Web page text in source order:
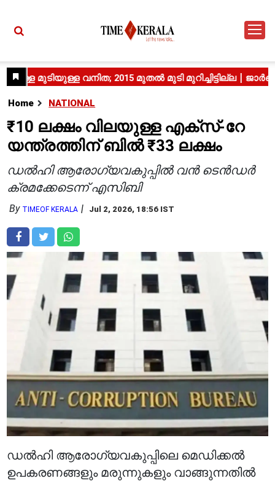
Home NATIONAL
₹10 ലക്ഷം വിലയുള്ള എക്‌സ്-റേ
യന്ത്രത്തിന് ബിൽ ₹33 ലക്ഷം
ഡൽഹി ആരോഗ്യവകുപ്പിൽ വൻ ടെൻഡർ
ക്രമക്കേടെന്ന് എസിബി
By TIMEOF KERALA Jul 2, 2026, 18:56 IST
ഡൽഹി ആരോഗ്യവകുപ്പിലെ മെഡിക്കൽ
ഉപകരണങ്ങളും മരുന്നുകളും വാങ്ങുന്നതിൽ